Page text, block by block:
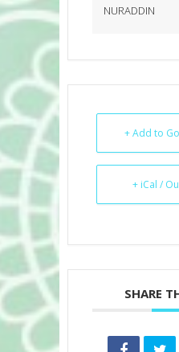
NURADDIN
+ Add to
+ iCal /
SHARE